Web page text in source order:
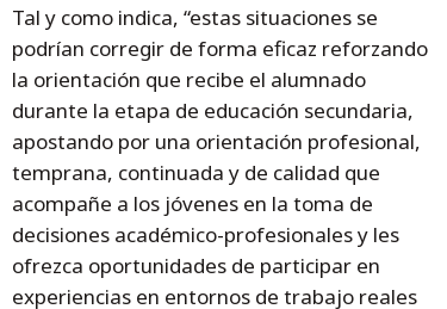
Tal y como indica, “estas situaciones se
podrían corregir de forma eficaz reforzando
la orientación que recibe el alumnado
durante la etapa de educación secundaria,
apostando por una orientación profesional,
temprana, continuada y de calidad que
acompañe a los jóvenes en la toma de
decisiones académico-profesionales y les
ofrezca oportunidades de participar en
experiencias en entornos de trabajo reales